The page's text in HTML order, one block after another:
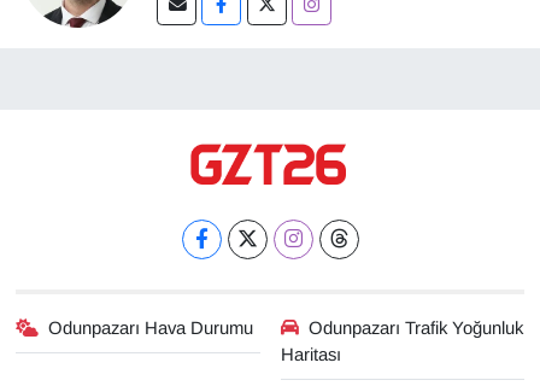
Odunpazarı Hava Durumu
Odunpazarı Trafik Yoğunluk
Haritası